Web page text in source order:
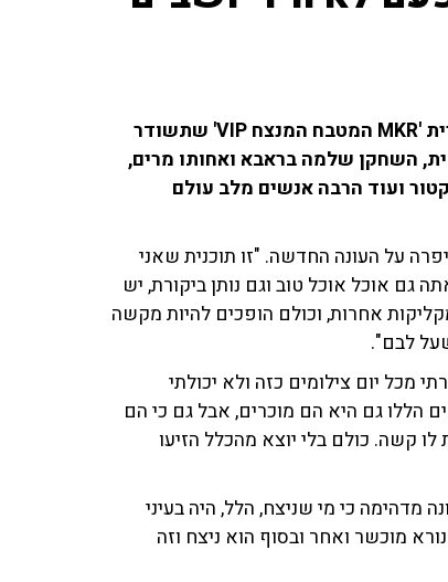
בסוף השבוע (ש'), תשוב אל המסך תוכנית הריאליטי הקולינרית 'MKR המטבח המנצח VIP' שתשודר
ימית, השחקן שלמה בראבא ואחותו מרים,
ועוד הרבה אנשים מלב עולם
על העונה החדשה. "זו תוכנית שאני
גם אוכל אוכל טוב וגם נותן ביקורת, יש
אחרות, וכולם הופכים להיות מקשה
לבם".
מכל יום צילומים כזה ולא יכולתי
הללו גם היא הם מוכרים, אבל גם כי הם
קשה. כולם בלי יוצא מהכלל הזיעו
מדהימה כי מי שניצח, הלל, היה בעיני
מוכשר ואחר ובסוף הוא ניצח וזה